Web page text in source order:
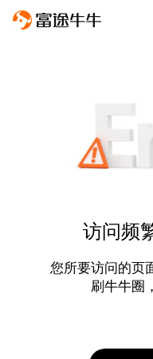
访问频
您所要访问的页
刷牛牛圈